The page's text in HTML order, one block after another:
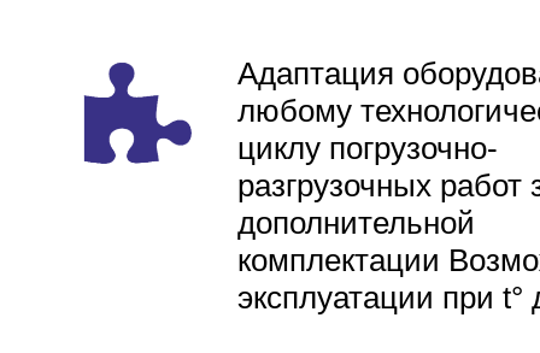
Адаптация
любому
циклу погрузочно-
разгрузочных работ
дополнительной
комплектации
эксплуатации при t°